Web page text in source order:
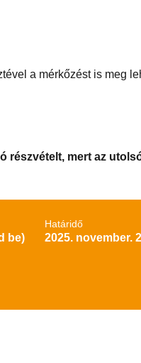
a mérkőzést is meg
részvételt, mert az
be)
Határidő
2025. november.